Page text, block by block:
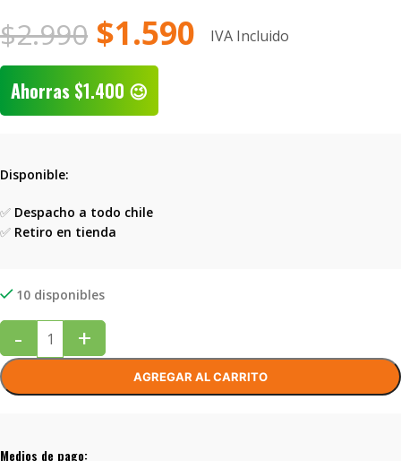
$2.990 $1.590 IVA Incluido
Ahorras $1.400 😉
Disponible:
✅ Despacho a todo chile
✅ Retiro en tienda
10 disponibles
- +
AGREGAR AL CARRITO
Medios de pago: